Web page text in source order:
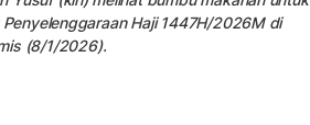
Haji 1447H/2026M di
(8/1/2026).